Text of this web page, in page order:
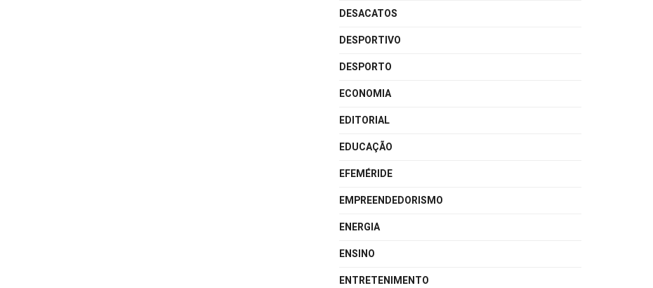
DESACATOS
DESPORTIVO
DESPORTO
ECONOMIA
EDITORIAL
EDUCAÇÃO
EFEMÉRIDE
EMPREENDEDORISMO
ENERGIA
ENSINO
ENTRETENIMENTO